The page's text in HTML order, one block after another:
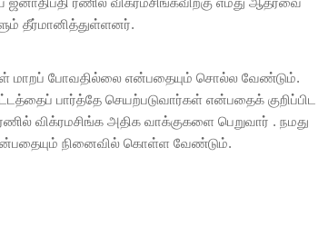
தீர்மானித்துள்ளனர்.
மாறப் போவதில்லை என்பதையும் சொல்ல வேண்டும்.
பார்த்தே செயற்படுவார்கள் என்பதைக் குறிப்பிட
விக்ரமசிங்க அதிக வாக்குகளை பெறுவார் . நமது
என்பதையும் நினைவில் கொள்ள வேண்டும்.